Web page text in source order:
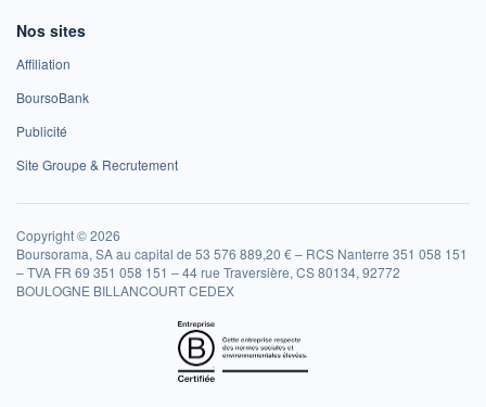
Nos sites
Affiliation
BoursoBank
Publicité
Site Groupe & Recrutement
Copyright © 2026
Boursorama, SA au capital de 53 576 889,20 € – RCS Nanterre 351 058 151
– TVA FR 69 351 058 151 – 44 rue Traversière, CS 80134, 92772
BOULOGNE BILLANCOURT CEDEX